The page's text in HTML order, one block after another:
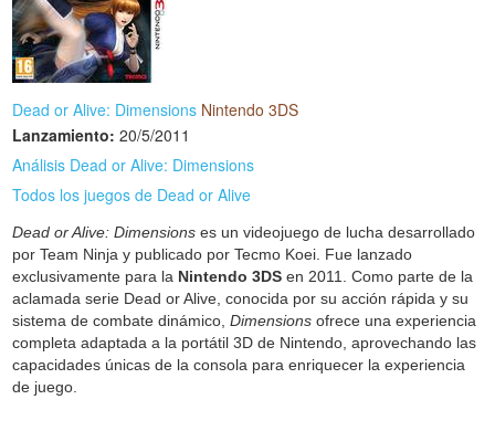
Dead or Alive: Dimensions Nintendo 3DS
Lanzamiento: 20/5/2011
Análisis Dead or Alive: Dimensions
Todos los juegos de Dead or Alive
Dead or Alive: Dimensions es un videojuego de lucha desarrollado
por Team Ninja y publicado por Tecmo Koei. Fue lanzado
exclusivamente para la Nintendo 3DS en 2011. Como parte de la
aclamada serie Dead or Alive, conocida por su acción rápida y su
sistema de combate dinámico,Dimensions ofrece una experiencia
completa adaptada a la portátil 3D de Nintendo, aprovechando las
capacidades únicas de la consola para enriquecer la experiencia
de juego.